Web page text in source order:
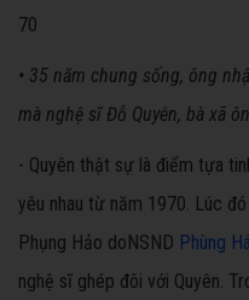
70
• 35 năm chung sống, ông
mà nghệ sĩ Đỗ Quyên, bà xã
- Quyên thật sự là điểm tựa
yêu nhau từ năm 1970. Lúc
Phụng Hảo doNSND Phùng Há
nghệ sĩ ghép đôi với Quyên.